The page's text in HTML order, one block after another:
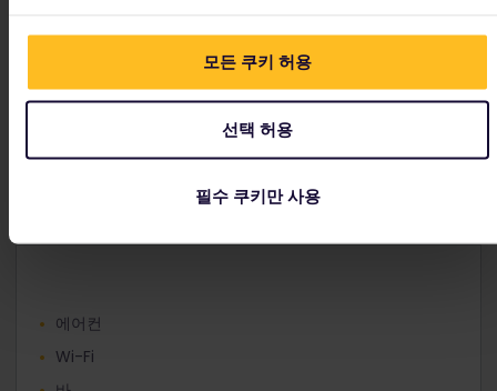
모든 쿠키 허용
선택 허용
필수 쿠키만 사용
리에파야(라트비아) - 트라베뮌데(독일) 24시간
편안한 해상 여행
에어컨
Wi-Fi